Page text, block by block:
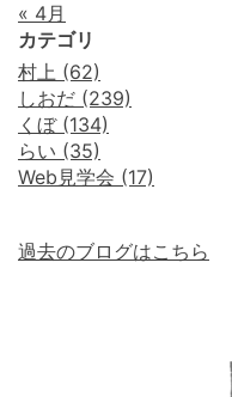
« 4月
カテゴリ
村上 (62)
しおだ (239)
くぼ (134)
らい (35)
Web見学会 (17)
過去のブログはこちら